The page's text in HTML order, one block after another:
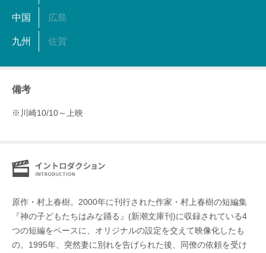
中国 広島
九州 佐賀
備考
※川崎10/10～上映
原作・村上春樹。2000年に刊⾏された作家・村上春樹の短編集
『神の⼦どもたちはみな踊る』(新潮⽂庫刊)に収録されている4
つの短編をベースに、オリジナルの設定を交えて映像化したも
の。1995年、突然妻に別れを告げられた後、同僚の依頼を受け